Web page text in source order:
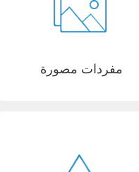
مفردات مصورة